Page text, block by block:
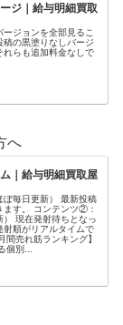
ジ｜給与明細買取
ジョンを全部見るこ
稿の黒塗りなしバージ
れらも追加料金なしで
へ
｜給与明細買取屋
毎日更新） 最新投稿
ます。 コンテンツ②：
） 現在発射待ちとなっ
射順がリアルタイムで
売れ筋ランキング】
個別...